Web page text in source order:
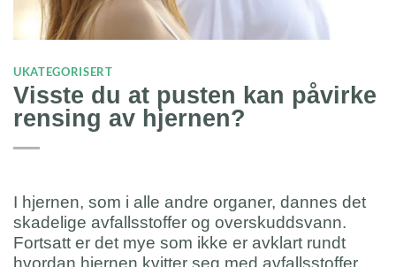
UKATEGORISERT
Visste du at pusten kan påvirke
rensing av hjernen?
I hjernen, som i alle andre organer, dannes det
skadelige avfallsstoffer og overskuddsvann.
Fortsatt er det mye som ikke er avklart rundt
hvordan hjernen kvitter seg med avfallsstoffer.